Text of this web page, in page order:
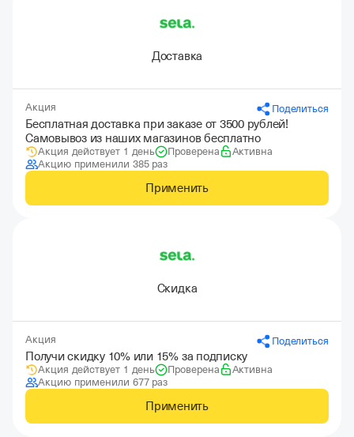
Доставка
Акция Поделиться
Бесплатная доставка при заказе от 3500 рублей!
Самовывоз из наших магазинов бесплатно
Акция действует 1 день Проверена
Активна
Акцию применили 385 раз
Применить
Скидка
Акция Поделиться
Получи скидку 10% или 15% за подписку
Акция действует 1 день Проверена
Активна
Акцию применили 677 раз
Применить